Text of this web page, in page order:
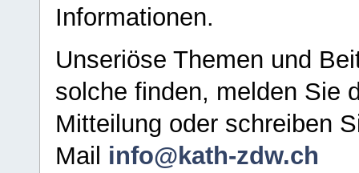
Informationen.
Unseriöse Themen und
solche finden, melden Sie
Mitteilung oder schreiben
Mail info@kath-zdw.ch